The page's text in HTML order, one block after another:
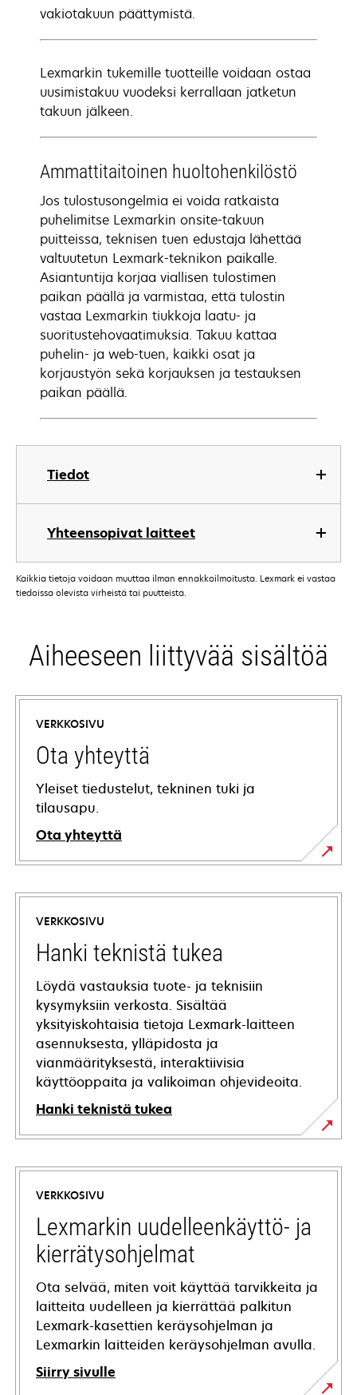
Tiedot
Yhteensopivat laitteet
vakiotakuun päättymistä.
Lexmarkin tukemille tuotteille voidaan ostaa
uusimistakuu vuodeksi kerrallaan jatketun
takuun jälkeen.
Ammattitaitoinen huoltohenkilöstö
Jos tulostusongelmia ei voida ratkaista
puhelimitse Lexmarkin onsite-takuun
puitteissa, teknisen tuen edustaja lähettää
valtuutetun Lexmark-teknikon paikalle.
Asiantuntija korjaa viallisen tulostimen
paikan päällä ja varmistaa, että tulostin
vastaa Lexmarkin tiukkoja laatu- ja
suoritustehovaatimuksia. Takuu kattaa
puhelin- ja web-tuen, kaikki osat ja
korjaustyön sekä korjauksen ja testauksen
paikan päällä.
Kaikkia tietoja voidaan muuttaa ilman ennakkoilmoitusta. Lexmark ei vastaa
tiedoissa olevista virheistä tai puutteista.
Aiheeseen liittyvää sisältöä
VERKKOSIVU
Ota yhteyttä
Yleiset tiedustelut, tekninen tuki ja
tilausapu.
Ota yhteyttä
VERKKOSIVU
Hanki teknistä tukea
Löydä vastauksia tuote- ja teknisiin
kysymyksiin verkosta. Sisältää
yksityiskohtaisia tietoja Lexmark-laitteen
asennuksesta, ylläpidosta ja
vianmäärityksestä, interaktiivisia
käyttöoppaita ja valikoiman ohjevideoita.
Hanki teknistä tukea
opens
in
new
tab
VERKKOSIVU
Lexmarkin uudelleenkäyttö- ja
kierrätysohjelmat
Ota selvää, miten voit käyttää tarvikkeita ja
laitteita uudelleen ja kierrättää palkitun
Lexmark-kasettien keräysohjelman ja
Lexmarkin laitteiden keräysohjelman avulla.
Siirry sivulle